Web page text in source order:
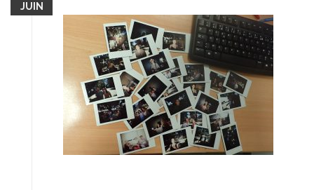
JUIN